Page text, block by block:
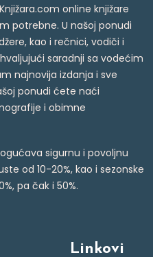
online knjižare
potrebne. U našoj ponudi
kao i rečnici, vodiči i
saradnji sa vodećim
najnovija izdanja i sve
ponudi ćete naći
i obimne
sigurnu i povoljnu
od 10-20%, kao i sezonske
pa čak i 50%.
Linkovi